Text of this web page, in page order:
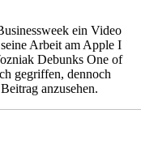
ein Video
Arbeit am Apple I
Debunks One of
gegriffen, dennoch
anzusehen.